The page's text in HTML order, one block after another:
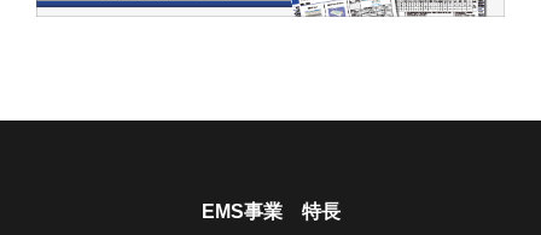
EMS事業 特長